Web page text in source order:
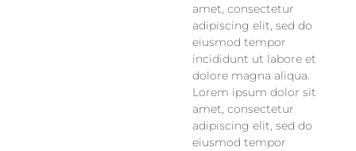
amet, consectetur
adipiscing elit, sed do
eiusmod tempor
incididunt ut labore et
dolore magna aliqua.
Lorem ipsum dolor sit
amet, consectetur
adipiscing elit, sed do
eiusmod tempor